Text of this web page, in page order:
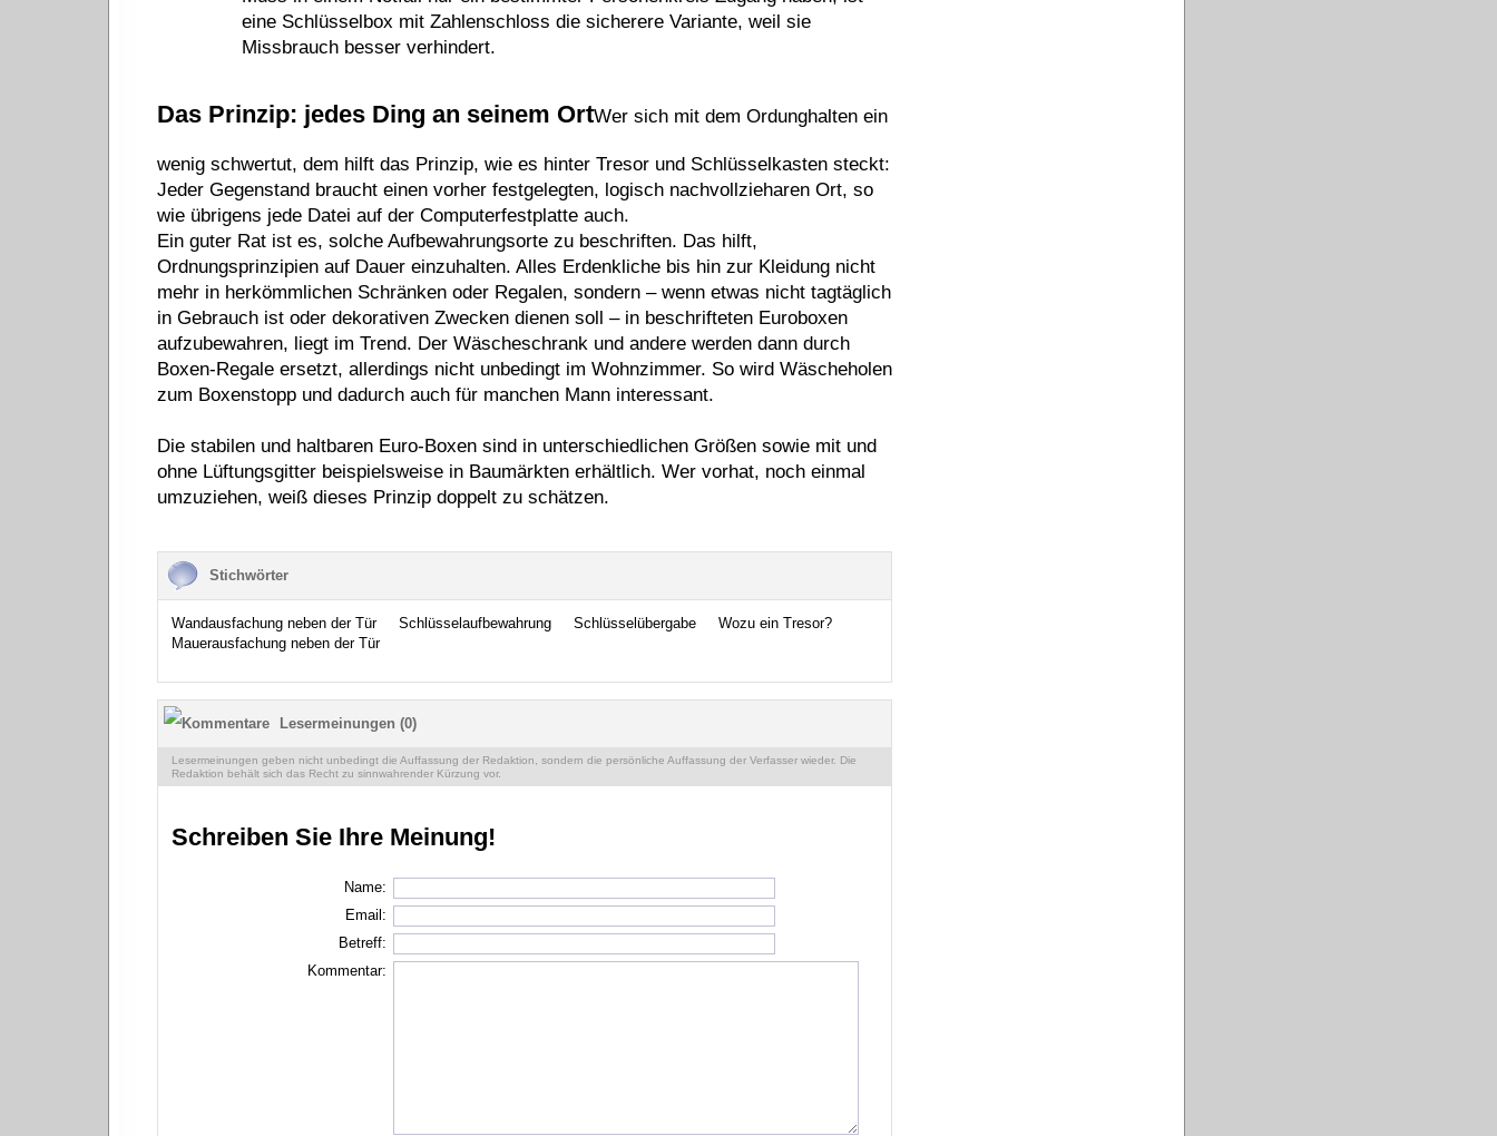
eine Schlüsselbox mit Zahlenschloss die sicherere Variante, weil sie
Missbrauch besser verhindert.
Das Prinzip: jedes Ding an seinem OrtWer sich mit dem Ordunghalten ein
wenig schwertut, dem hilft das Prinzip, wie es hinter Tresor und Schlüsselkasten steckt:
Jeder Gegenstand braucht einen vorher festgelegten, logisch nachvollzieharen Ort, so
wie übrigens jede Datei auf der Computerfestplatte auch.
Ein guter Rat ist es, solche Aufbewahrungsorte zu beschriften. Das hilft,
Ordnungsprinzipien auf Dauer einzuhalten. Alles Erdenkliche bis hin zur Kleidung nicht
mehr in herkömmlichen Schränken oder Regalen, sondern – wenn etwas nicht tagtäglich
in Gebrauch ist oder dekorativen Zwecken dienen soll – in beschrifteten Euroboxen
aufzubewahren, liegt im Trend. Der Wäscheschrank und andere werden dann durch
Boxen-Regale ersetzt, allerdings nicht unbedingt im Wohnzimmer. So wird Wäscheholen
zum Boxenstopp und dadurch auch für manchen Mann interessant.
Die stabilen und haltbaren Euro-Boxen sind in unterschiedlichen Größen sowie mit und
ohne Lüftungsgitter beispielsweise in Baumärkten erhältlich. Wer vorhat, noch einmal
umzuziehen, weiß dieses Prinzip doppelt zu schätzen.
Stichwörter
Wandausfachung neben der Tür Schlüsselaufbewahrung Schlüsselübergabe
Wozu ein Tresor?
Mauerausfachung neben der Tür
Lesermeinungen (0)
Lesermeinungen geben nicht unbedingt die Auffassung der Redaktion, sondern die persönliche Auffassung der Verfasser wieder. Die
Redaktion behält sich das Recht zu sinnwahrender Kürzung vor.
Schreiben Sie Ihre Meinung!
Name:
Email:
Betreff:
Kommentar: